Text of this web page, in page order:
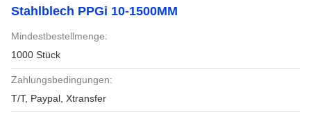
Stahlblech PPGi 10-1500MM
Mindestbestellmenge:
1000 Stück
Zahlungsbedingungen:
T/T, Paypal, Xtransfer